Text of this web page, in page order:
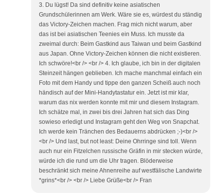
3. Du lügst! Da sind definitiv keine asiatischen
Grundschülerinnen am Werk. Wäre sie es, würdest du ständig
das Victory-Zeichen machen. Frag mich nicht warum, aber
das ist bei asiatischen Teenies ein Muss. Ich musste da
zweimal durch: Beim Gastkind aus Taiwan und beim Gastkind
aus Japan. Ohne Victory-Zeichen können die nicht existieren.
Ich schwöre!<br /> <br /> 4. Ich glaube, ich bin in der digitalen
Steinzeit hängen geblieben. Ich mache manchmal einfach ein
Foto mit dem Handy und tippe den ganzen Scheiß auch noch
händisch auf der Mini-Handytastatur ein. Jetzt ist mir klar,
warum das nix werden konnte mit mir und diesem Instagram.
Ich schätze mal, in zwei bis drei Jahren hat sich das Ding
sowieso erledigt und Instagram geht den Weg von Snapchat.
Ich werde kein Tränchen des Bedauerns abdrücken ;-)<br />
<br /> Und last, but not least: Deine Ohrringe sind toll. Wenn
auch nur ein Fitzelchen russische Gräfin in mir stecken würde,
würde ich die rund um die Uhr tragen. Blöderweise
beschränkt sich meine Ahnenreihe auf westfälische Landwirte
*grins*<br /> <br /> Liebe Grüße<br /> Fran